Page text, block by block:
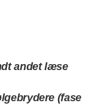
andet læse
(fase